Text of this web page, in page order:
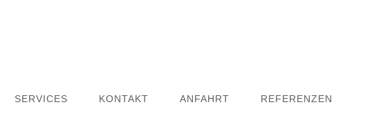
SERVICES KONTAKT ANFAHRT REFERENZEN